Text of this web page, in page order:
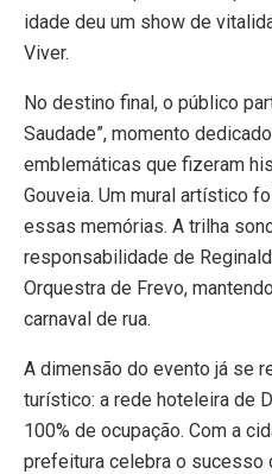
idade deu um show de
Viver.
No destino final, o público
Saudade”, momento
emblemáticas que fizeram
Gouveia. Um mural artístico
essas memórias. A trilha
responsabilidade de
Orquestra de Frevo,
carnaval de rua.
A dimensão do evento já se
turístico: a rede hoteleira de
100% de ocupação. Com a
prefeitura celebra o sucesso